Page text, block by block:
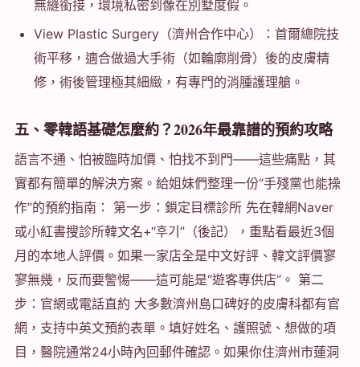
無縫銜接，環境私密到像在別墅度假。
View Plastic Surgery（濟州合作中心）：首爾總院技
術平移，適合做過大手術（如輪廓削骨）後的皮膚精
修，術後管理極其細緻，有專門的消腫護理艙。
五、零韓語基礎怎麼約？2026年最靠譜的預約攻略
語言不通、怕被臨時加價、怕找不到門——這些痛點，其
實都有簡單的解決方案。給姐妹們整理一份“手殘黨也能操
作”的預約指南： 第一步：鎖定目標診所 先在韓網Naver
或小紅書搜診所韓文名+“후기”（後記），重點看最近3個
月的本地人評價。如果一家店全是中文好評、韓文評價寥
寥無幾，反而要警惕——這可能是“遊客專供店”。 第二
步：官網或電話直約 大多數濟州島口碑好的皮膚科都有官
網，支持中英文預約表單。填好姓名、護照號、想做的項
目，醫院通常24小時內回郵件確認。如果你住濟州市蓮洞